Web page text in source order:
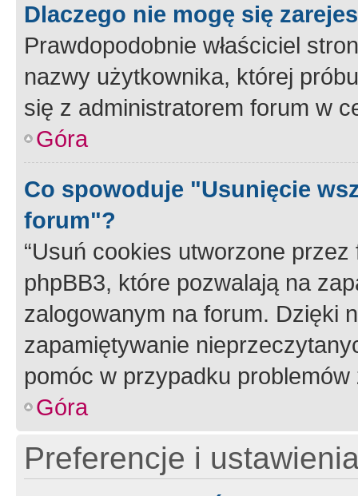
Dlaczego nie mogę się
Prawdopodobnie właściciel
nazwy użytkownika, której
się z administratorem forum w
Góra
Co spowoduje "Usunięcie
forum"?
“Usuń cookies utworzone
phpBB3, które pozwalają na
zalogowanym na forum. Dzięki
zapamiętywanie
pomóc w przypadku
Góra
Preferencje i